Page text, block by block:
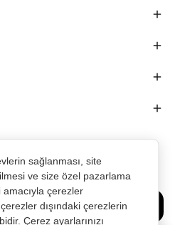
sağlanması, site
ve size özel pazarlama
çerezler
dışındaki çerezlerin
Çerez ayarlarınızı
senin haberin olsun.
Bize Katılın